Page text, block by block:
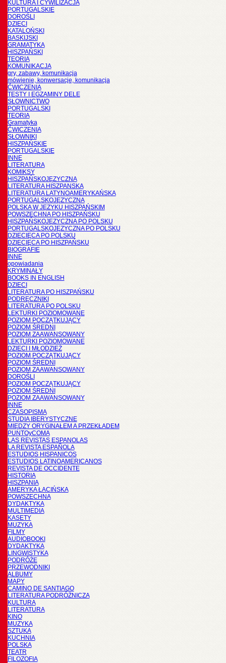
KULTURA I CYWILIZACJA
PORTUGALSKIE
DOROŚLI
DZIECI
KATALOŃSKI
BASKIJSKI
GRAMATYKA
HISZPAŃSKI
TEORIA
KOMUNIKACJA
gry, zabawy, komunikacja
mówienie, konwersacje, komunikacja
ĆWICZENIA
TESTY I EGZAMINY DELE
SŁOWNICTWO
PORTUGALSKI
TEORIA
Gramatyka
ĆWICZENIA
SŁOWNIKI
HISZPAŃSKIE
PORTUGALSKIE
INNE
LITERATURA
KOMIKSY
HISZPAŃSKOJĘZYCZNA
LITERATURA HISZPANSKA
LITERATURA LATYNOAMERYKAŃSKA
PORTUGALSKOJĘZYCZNA
POLSKA W JĘZYKU HISZPAŃSKIM
POWSZECHNA PO HISZPAŃSKU
HISZPAŃSKOJĘZYCZNA PO POLSKU
PORTUGALSKOJĘZYCZNA PO POLSKU
DZIECIĘCA PO POLSKU
DZIECIĘCA PO HISZPAŃSKU
BIOGRAFIE
INNE
opowiadania
KRYMINAŁY
BOOKS IN ENGLISH
DZIECI
LITERATURA PO HISZPAŃSKU
PODRĘCZNIKI
LITERATURA PO POLSKU
LEKTURKI POZIOMOWANE
POZIOM POCZĄTKUJĄCY
POZIOM ŚREDNI
POZIOM ZAAWANSOWANY
LEKTURKI POZIOMOWANE
DZIECI I MŁODZIEŻ
POZIOM POCZĄTKUJĄCY
POZIOM ŚREDNI
POZIOM ZAAWANSOWANY
DOROŚLI
POZIOM POCZĄTKUJĄCY
POZIOM ŚREDNI
POZIOM ZAAWANSOWANY
INNE
CZASOPISMA
STUDIA IBERYSTYCZNE
MIĘDZY ORYGINAŁEM A PRZEKŁADEM
PUNTOyCOMA
LAS REVISTAS ESPANOLAS
LA REVISTA ESPAÑOLA
ESTUDIOS HISPANICOS
ESTUDIOS LATINOAMERICANOS
REVISTA DE OCCIDENTE
HISTORIA
HISZPANIA
AMERYKA ŁACIŃSKA
POWSZECHNA
DYDAKTYKA
MULTIMEDIA
KASETY
MUZYKA
FILMY
AUDIOBOOKI
DYDAKTYKA
LINGWISTYKA
PODRÓŻE
PRZEWODNIKI
ALBUMY
MAPY
CAMINO DE SANTIAGO
LITERATURA PODRÓŻNICZA
KULTURA
LITERATURA
KINO
MUZYKA
SZTUKA
KUCHNIA
POLSKA
TEATR
FILOZOFIA